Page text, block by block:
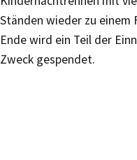
Ständen wieder zu einem
Ende wird ein Teil der
Zweck gespendet.